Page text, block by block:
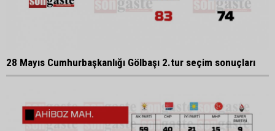
28 Mayıs Cumhurbaşkanlığı Gölbaşı 2.tur seçim sonuçları